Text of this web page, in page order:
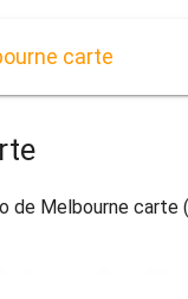
carte
Melbourne carte